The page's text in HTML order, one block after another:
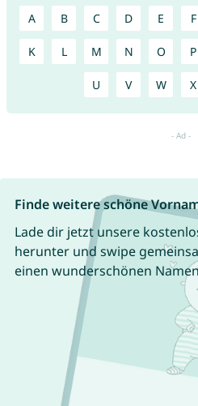
A B C D E F
K L M N O P
U V W X
Finde weitere schöne
Lade dir jetzt unsere
herunter und swipe
einen wunderschönen